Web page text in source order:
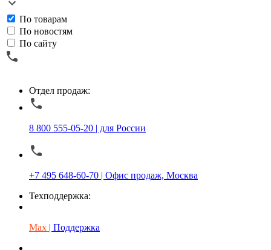
По товарам
По новостям
По сайту
Отдел продаж:
8 800 555-05-20 | для России
+7 495 648-60-70 | Офис продаж, Москва
Техподдержка:
Max | Поддержка